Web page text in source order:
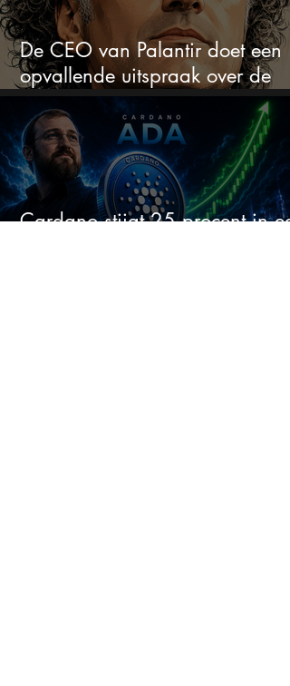
De CEO van Palantir doet een
opvallende uitspraak over de
beurs
Cardano stijgt 25 procent in